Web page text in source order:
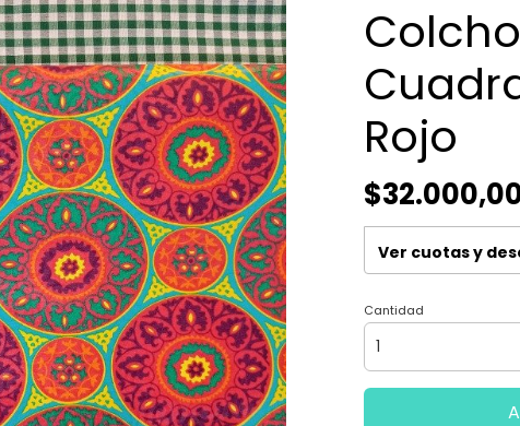
Rojo
Ver cuotas y
Cantidad